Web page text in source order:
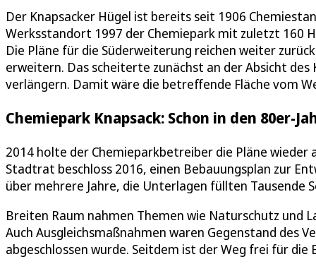
Der Knapsacker Hügel ist bereits seit 1906
Werksstandort 1997 der Chemiepark mit zuletzt 160
Die Pläne für die Süderweiterung reichen weiter
erweitern. Das scheiterte zunächst an der Absicht
verlängern. Damit wäre die betreffende Fläche vom
Chemiepark Knapsack: Schon in den 80er-
2014 holte der Chemieparkbetreiber die Pläne wieder
Stadtrat beschloss 2016, einen Bebauungsplan zur
über mehrere Jahre, die Unterlagen füllten Tausende
Breiten Raum nahmen Themen wie Naturschutz und
Auch Ausgleichsmaßnahmen waren Gegenstand des
abgeschlossen wurde. Seitdem ist der Weg frei für